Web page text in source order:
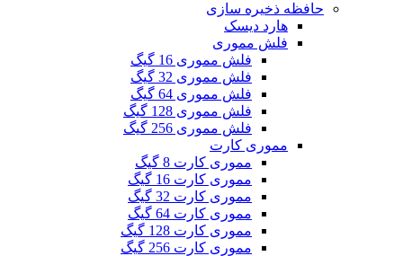
حافظه ذخیره سازی
هارد دیسک
فلش مموری
فلش مموری 16 گیگ
فلش مموری 32 گیگ
فلش مموری 64 گیگ
فلش مموری 128 گیگ
فلش مموری 256 گیگ
مموری کارت
مموری کارت 8 گیگ
مموری کارت 16 گیگ
مموری کارت 32 گیگ
مموری کارت 64 گیگ
مموری کارت 128 گیگ
مموری کارت 256 گیگ